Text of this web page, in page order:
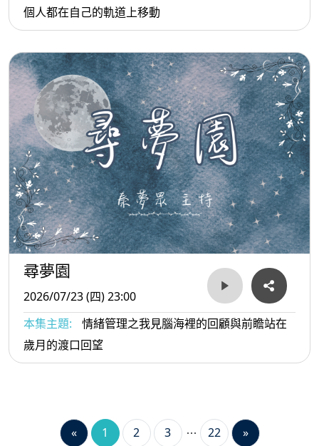
個人都在自己的軌道上移動
尋夢園
2026/07/23 (四) 23:00
本集主題:
情緒管理之我見腦海裡的回顧與前瞻站在
歲月的渡口回望
« 1 2 3 22 »